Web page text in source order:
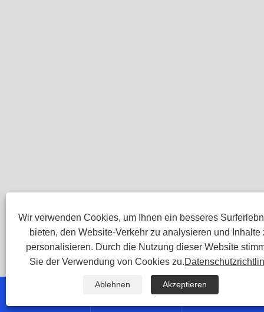

Wir verwenden Cookies, um Ihnen ein besseres
bieten, den Website-Verkehr zu analysieren und Inhalte
personalisieren. Durch die Nutzung dieser Website
Sie der Verwendung von Cookies zu.
Ablehnen Akzeptieren